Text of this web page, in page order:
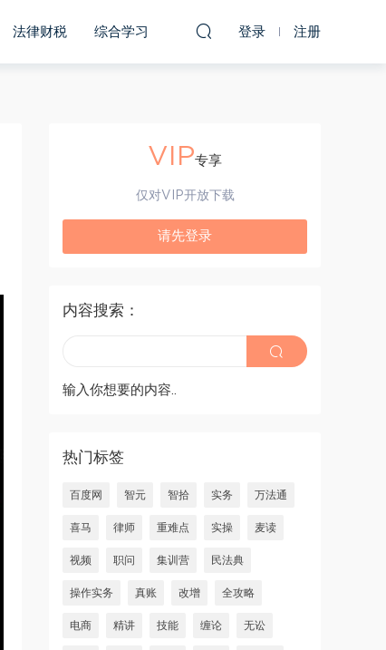
法律财税 综合学习 登录 注册
VIP专享
仅对VIP开放下载
请先登录
内容搜索：
输入你想要的内容..
热门标签
百度网 智元 智拾 实务 万法通
喜马 律师 重难点 实操 麦读
视频 职问 集训营 民法典
操作实务 真账 改增 全攻略
电商 精讲 技能 缠论 无讼